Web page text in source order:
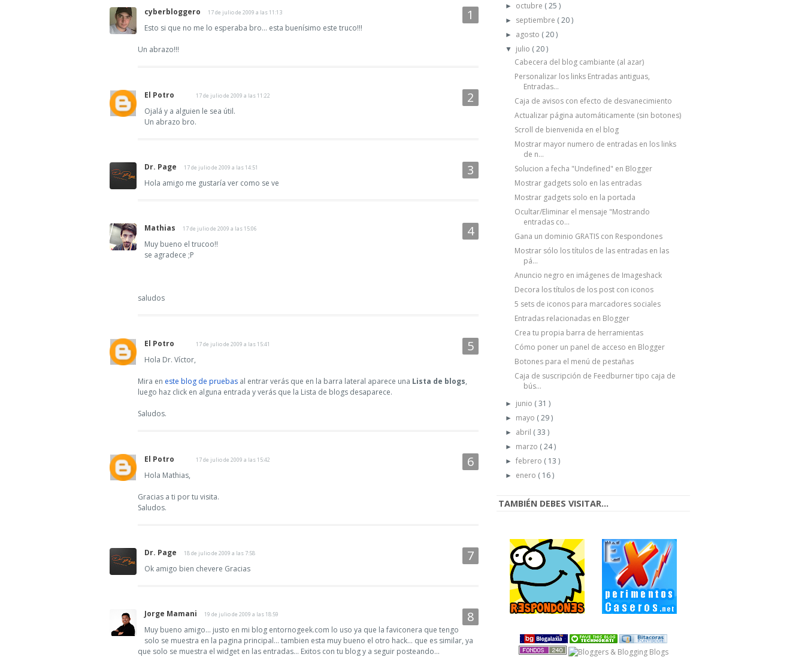
cyberbloggero 17 de julio de 2009 a las 11:13
Esto si que no me lo esperaba bro... esta buenísimo este truco!!!
Un abrazo!!!
El Potro 17 de julio de 2009 a las 11:22
Ojalá y a alguien le sea útil.
Un abrazo bro.
Dr. Page 17 de julio de 2009 a las 14:51
Hola amigo me gustaría ver como se ve
Mathias 17 de julio de 2009 a las 15:06
Muy bueno el trucoo!!
se agradece ;P
saludos
El Potro 17 de julio de 2009 a las 15:41
Hola Dr. Víctor,
Mira en este blog de pruebas al entrar verás que en la barra lateral aparece una Lista de blogs,
luego haz click en alguna entrada y verás que la Lista de blogs desaparece.
Saludos.
El Potro 17 de julio de 2009 a las 15:42
Hola Mathias,
Gracias a ti por tu visita.
Saludos.
Dr. Page 18 de julio de 2009 a las 7:58
Ok amigo bien chevere Gracias
Jorge Mamani 19 de julio de 2009 a las 18:59
Muy bueno amigo... justo en mi blog entornogeek.com lo uso ya que la faviconera que tengo
solo se muestra en la pagina principal... tambien esta muy bueno el otro hack... que es similar, ya
que solo se muestra el widget en las entradas... Exitos con tu blog y a seguir posteando...
► octubre ( 25 )
► septiembre ( 20 )
► agosto ( 20 )
▼ julio ( 20 )
Cabecera del blog cambiante (al azar)
Personalizar los links Entradas antiguas,
Entradas...
Caja de avisos con efecto de desvanecimiento
Actualizar página automáticamente (sin botones)
Scroll de bienvenida en el blog
Mostrar mayor numero de entradas en los links
de n...
Solucion a fecha "Undefined" en Blogger
Mostrar gadgets solo en las entradas
Mostrar gadgets solo en la portada
Ocultar/Eliminar el mensaje "Mostrando
entradas co...
Gana un dominio GRATIS con Respondones
Mostrar sólo los títulos de las entradas en las
pá...
Anuncio negro en imágenes de Imageshack
Decora los títulos de los post con iconos
5 sets de iconos para marcadores sociales
Entradas relacionadas en Blogger
Crea tu propia barra de herramientas
Cómo poner un panel de acceso en Blogger
Botones para el menú de pestañas
Caja de suscripción de Feedburner tipo caja de
bús...
► junio ( 31 )
► mayo ( 29 )
► abril ( 33 )
► marzo ( 24 )
►febrero ( 13 )
► enero ( 16 )
TAMBIÉN DEBES VISITAR...